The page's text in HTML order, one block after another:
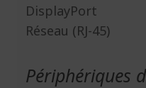
DisplayPort
Réseau (RJ-45)
Périphériques